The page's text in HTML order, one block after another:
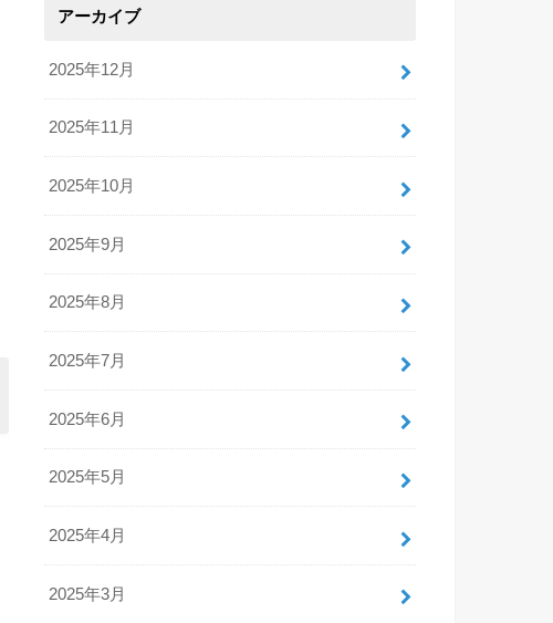
アーカイブ
2025年12月
2025年11月
2025年10月
2025年9月
2025年8月
2025年7月
2025年6月
2025年5月
2025年4月
2025年3月